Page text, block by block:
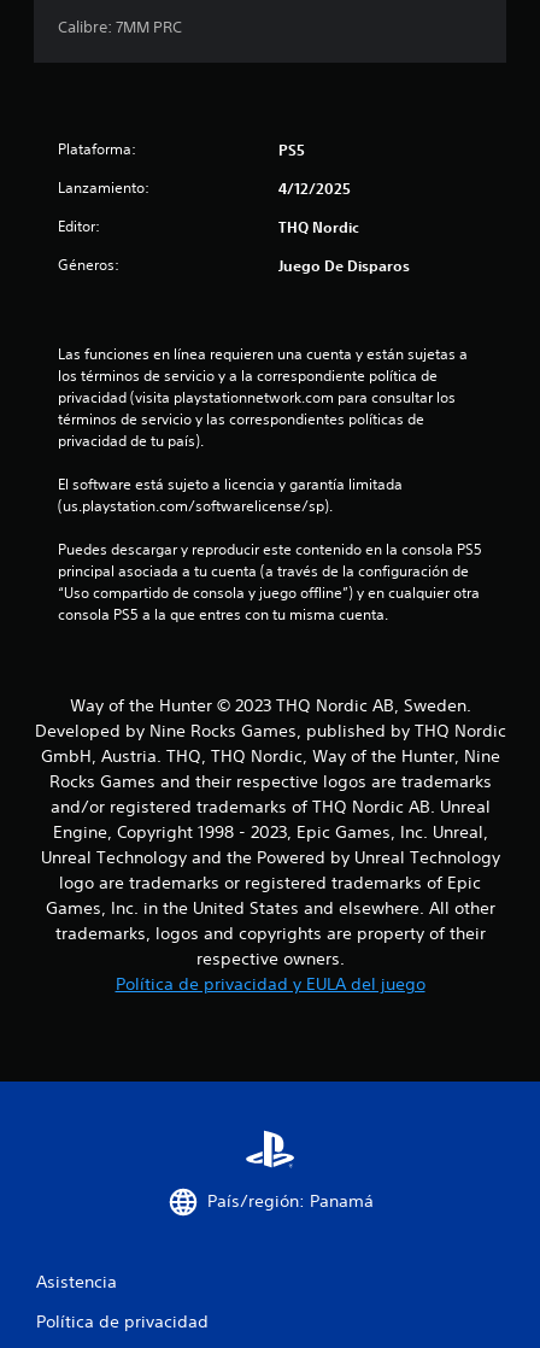
l
l
n
t
o
t
a
l
d
Calibre: 7MM PRC
Plataforma: PS5
Lanzamiento: 4/12/2025
Editor: THQ Nordic
Géneros: Juego De Disparos
Las funciones en línea requieren una cuenta y están sujetas a
los términos de servicio y a la correspondiente política de
privacidad (visita playstationnetwork.com para consultar los
términos de servicio y las correspondientes políticas de
privacidad de tu país).
El software está sujeto a licencia y garantía limitada
(us.playstation.com/softwarelicense/sp).
Puedes descargar y reproducir este contenido en la consola PS5
principal asociada a tu cuenta (a través de la configuración de
“Uso compartido de consola y juego offline”) y en cualquier otra
consola PS5 a la que entres con tu misma cuenta.
Way of the Hunter © 2023 THQ Nordic AB, Sweden.
Developed by Nine Rocks Games, published by THQ Nordic
GmbH, Austria. THQ, THQ Nordic, Way of the Hunter, Nine
Rocks Games and their respective logos are trademarks
and/or registered trademarks of THQ Nordic AB. Unreal
Engine, Copyright 1998 - 2023, Epic Games, Inc. Unreal,
Unreal Technology and the Powered by Unreal Technology
logo are trademarks or registered trademarks of Epic
Games, Inc. in the United States and elsewhere. All other
trademarks, logos and copyrights are property of their
respective owners.
Política de privacidad y EULA del juego
País/región: Panamá
Asistencia
Política de privacidad